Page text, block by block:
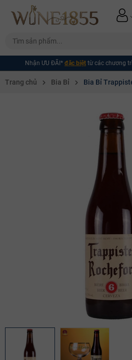
Nhận ƯU ĐÃI* đặc biệt từ các chương
Trang chủ Bia Bỉ Bia Bỉ